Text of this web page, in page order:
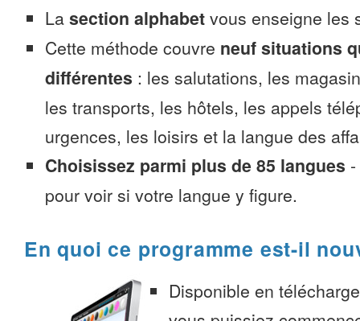
La section alphabet vous enseigne les
Cette méthode couvre neuf situations
différentes : les salutations, les
les transports, les hôtels, les appels
urgences, les loisirs et la langue des
Choisissez parmi plus de 85 langues -
pour voir si votre langue y figure.
En quoi ce programme est-il
Disponible en